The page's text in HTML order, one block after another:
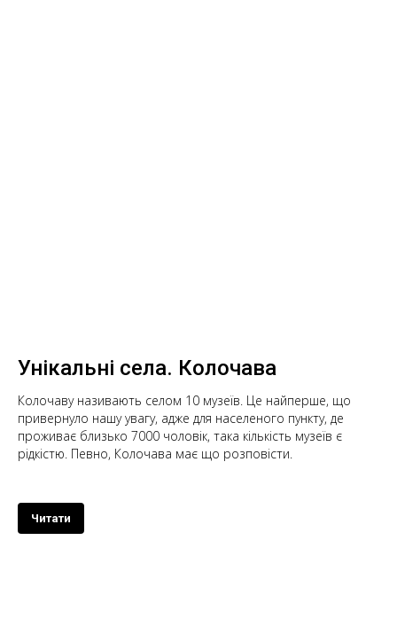
Унікальні села. Колочава
Колочаву називають селом 10 музеїв. Це найперше, що
привернуло нашу увагу, адже для населеного пункту, де
проживає близько 7000 чоловік, така кількість музеїв є
рідкістю. Певно, Колочава має що розповісти.
Читати